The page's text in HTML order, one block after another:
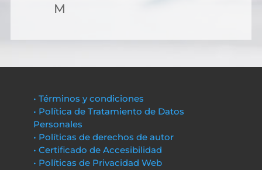
M
• Términos y condiciones
• Política de Tratamiento de Datos
Personales
• Políticas de derechos de autor
• Certificado de Accesibilidad
• Políticas de Privacidad Web